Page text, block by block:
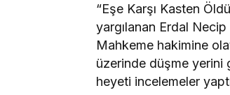
“Eşe Karşı Kasten
yargılanan Erdal Necip
Mahkeme hakimine
üzerinde düşme yerini
heyeti incelemeler